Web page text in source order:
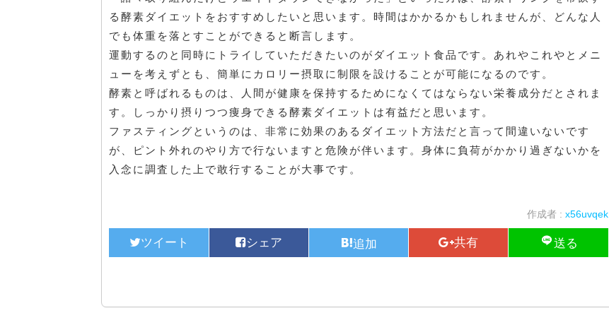
る酵素ダイエットをおすすめしたいと思います。時間はかかるかもしれませんが、どんな人
でも体重を落とすことができると断言します。
運動するのと同時にトライしていただきたいのがダイエット食品です。あれやこれやとメニ
ューを考えずとも、簡単にカロリー摂取に制限を設けることが可能になるのです。
酵素と呼ばれるものは、人間が健康を保持するためになくてはならない栄養成分だとされま
す。しっかり摂りつつ痩身できる酵素ダイエットは有益だと思います。
ファスティングというのは、非常に効果のあるダイエット方法だと言って間違いないです
が、ピント外れのやり方で行ないますと危険が伴います。身体に負荷がかかり過ぎないかを
入念に調査した上で敢行することが大事です。
作成者 : x56uvqek